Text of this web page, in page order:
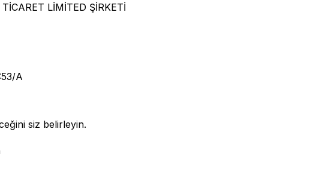
LİMİTED ŞİRKETİ
A
siz belirleyin.